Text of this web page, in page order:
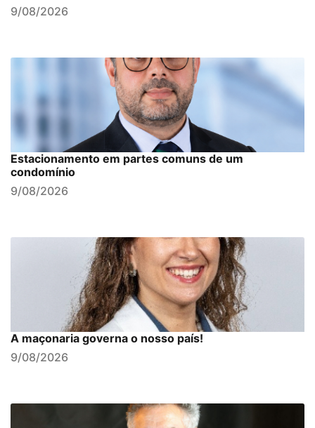
9/08/2026
Estacionamento em partes comuns de um
condomínio
9/08/2026
A maçonaria governa o nosso país!
9/08/2026